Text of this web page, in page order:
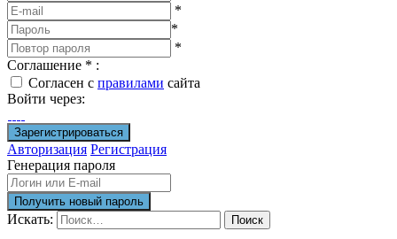
*
*
*
Соглашение * :
Согласен с правилами сайта
Войти через:
Авторизация Регистрация
Генерация пароля
Искать: Поиск